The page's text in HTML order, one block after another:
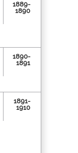
1889-
1890
1890-
1891
1891-
1910